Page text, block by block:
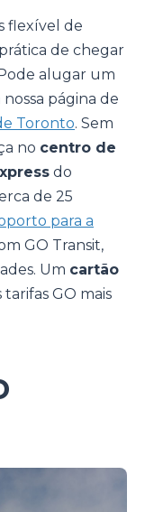
flexível de
de chegar
alugar um
página de
Toronto. Sem
no centro de
do
de 25
para a
GO Transit,
Um cartão
GO mais